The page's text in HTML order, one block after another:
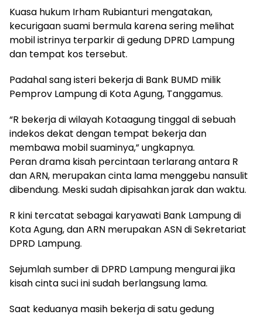
Kuasa hukum Irham Rubianturi mengatakan,
kecurigaan suami bermula karena sering melihat
mobil istrinya terparkir di gedung DPRD Lampung
dan tempat kos tersebut.
Padahal sang isteri bekerja di Bank BUMD milik
Pemprov Lampung di Kota Agung, Tanggamus.
“R bekerja di wilayah Kotaagung tinggal di sebuah
indekos dekat dengan tempat bekerja dan
membawa mobil suaminya,” ungkapnya.
Peran drama kisah percintaan terlarang antara R
dan ARN, merupakan cinta lama menggebu nansulit
dibendung. Meski sudah dipisahkan jarak dan waktu.
R kini tercatat sebagai karyawati Bank Lampung di
Kota Agung, dan ARN merupakan ASN di Sekretariat
DPRD Lampung.
Sejumlah sumber di DPRD Lampung mengurai jika
kisah cinta suci ini sudah berlangsung lama.
Saat keduanya masih bekerja di satu gedung